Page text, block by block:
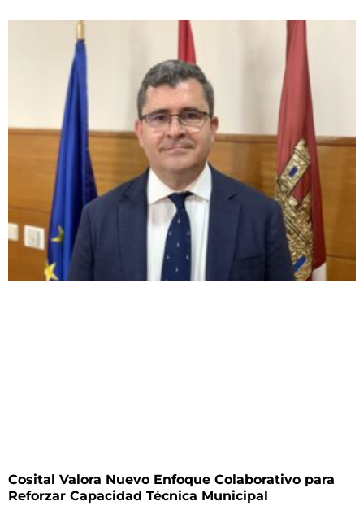
Cosital Valora Nuevo Enfoque Colaborativo para
Reforzar Capacidad Técnica Municipal